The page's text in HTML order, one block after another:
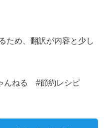
ため、翻訳が内容と少し
んねる #節約レシピ